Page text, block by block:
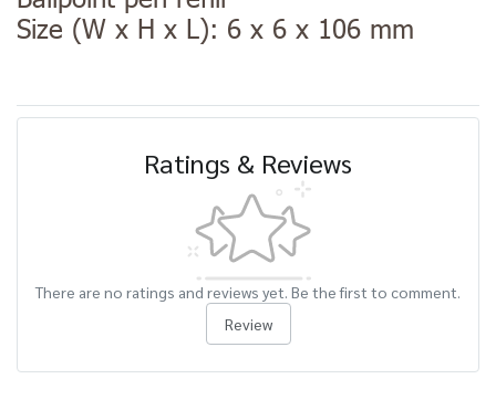
Size (W x H x L): 6 x 6 x 106 mm
Ratings & Reviews
There are no ratings and reviews yet. Be the first to comment.
Review